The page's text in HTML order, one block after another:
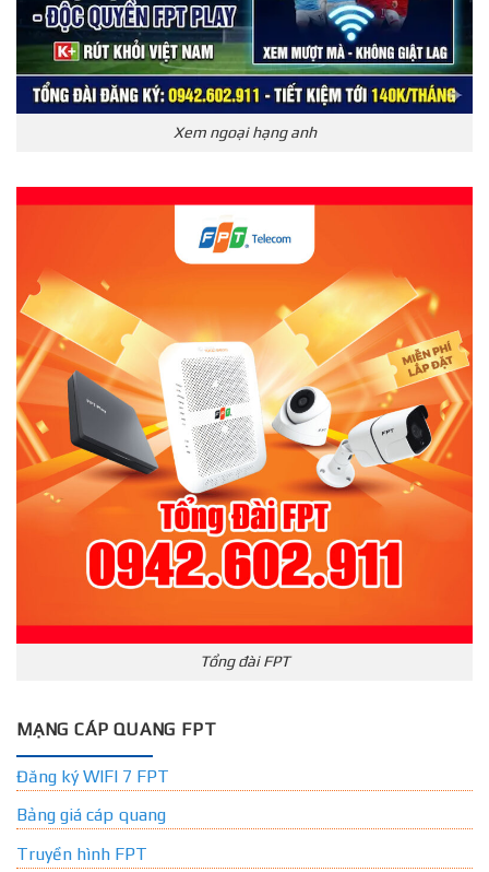
Xem ngoại hạng anh
Tổng đài FPT
MẠNG CÁP QUANG FPT
Đăng ký WIFI 7 FPT
Bảng giá cáp quang
Truyền hình FPT